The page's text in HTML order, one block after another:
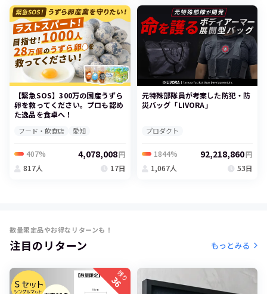
【緊急SOS】300万の国産うずら
卵を救ってください。プロも認め
た逸品を食卓へ！
フード・飲食店 愛知
407% 4,078,008円
817人
17日
元特殊部隊員が考案した防犯・防
災バッグ「LIVORA」
プロダクト
1844% 92,218,860円
1,067人
53日
数量限定品やお得なリターンも！
注目のリターン もっとみる
残り
36